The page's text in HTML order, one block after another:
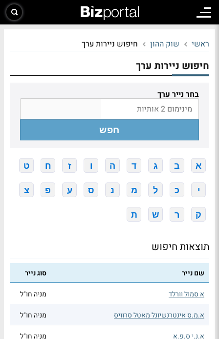
ראשי שוק ההון חיפוש ניירות ערך
חיפוש ניירות ערך
בחר נייר ערך
חפש
א ב ג ד ה ו ז ח ט
י כ ל מ נ ס ע פ צ
ק ר ש ת
תוצאות חיפוש
שם נייר סוג נייר
א סמול וורלד מניה חו"ל
א.מ.ס אינטרנשיונל מאטל סרוויס מניה חו"ל
א.נ.י ס.פ.א מניה חו"ל